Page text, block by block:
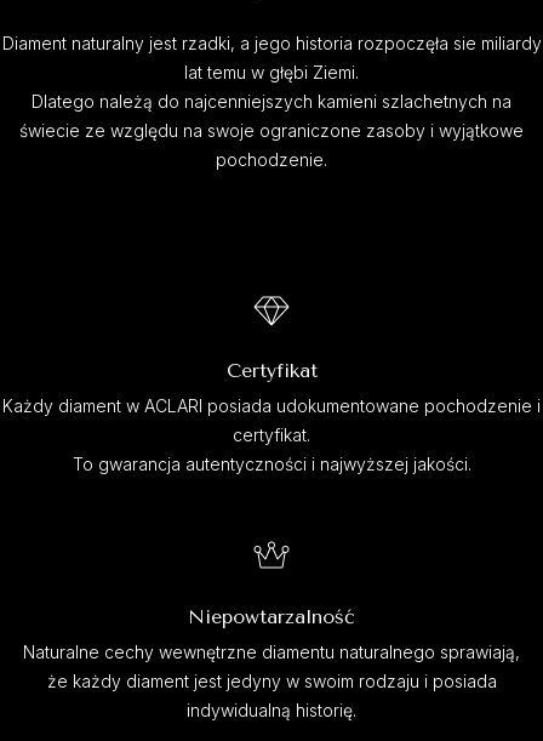
Diament naturalny jest rzadki, a jego historia rozpoczęła sie miliardy
lat temu w głębi Ziemi.
Dlatego należą do najcenniejszych kamieni szlachetnych na
świecie ze względu na swoje ograniczone zasoby i wyjątkowe
pochodzenie.
Certyfikat
Każdy diament w ACLARI posiada udokumentowane pochodzenie i
certyfikat.
To gwarancja autentyczności i najwyższej jakości.
Niepowtarzalność
Naturalne cechy wewnętrzne diamentu naturalnego sprawiają,
że każdy diament jest jedyny w swoim rodzaju i posiada
indywidualną historię.